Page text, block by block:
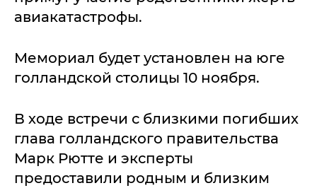
авиакатастрофы.
Мемориал будет установлен на юге
голландской столицы 10 ноября.
В ходе встречи с близкими погибших
глава голландского правительства
Марк Рютте и эксперты
предоставили родным и близким